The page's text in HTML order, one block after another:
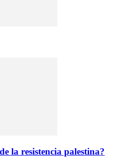
la resistencia palestina?